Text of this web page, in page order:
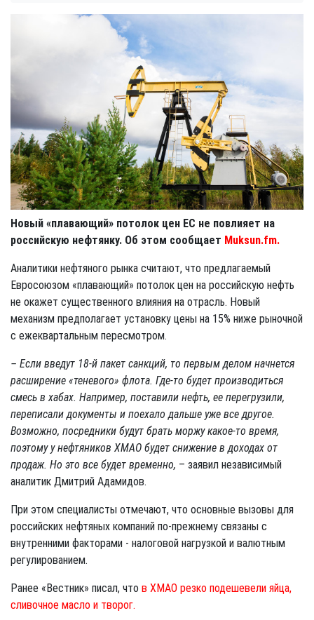
Новый «плавающий» потолок цен ЕС не повлияет на
российскую нефтянку. Об этом сообщает Muksun.fm.
Аналитики нефтяного рынка считают, что предлагаемый
Евросоюзом «плавающий» потолок цен на российскую нефть
не окажет существенного влияния на отрасль. Новый
механизм предполагает установку цены на 15% ниже рыночной
с ежеквартальным пересмотром.
– Если введут 18-й пакет санкций, то первым делом начнется
расширение «теневого» флота. Где-то будет производиться
смесь в хабах. Например, поставили нефть, ее перегрузили,
переписали документы и поехало дальше уже все другое.
Возможно, посредники будут брать моржу какое-то время,
поэтому у нефтяников ХМАО будет снижение в доходах от
продаж. Но это все будет временно, – заявил независимый
аналитик Дмитрий Адамидов.
При этом специалисты отмечают, что основные вызовы для
российских нефтяных компаний по-прежнему связаны с
внутренними факторами - налоговой нагрузкой и валютным
регулированием.
Ранее «Вестник» писал, что в ХМАО резко подешевели яйца,
сливочное масло и творог.